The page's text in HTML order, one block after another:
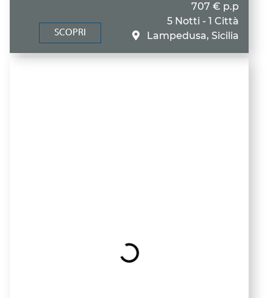
SCOPRI
707 € p.p
5 Notti - 1 Città
Lampedusa, Sicilia